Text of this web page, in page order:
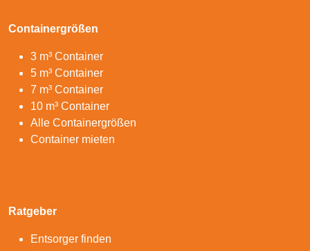
Containergrößen
3 m³ Container
5 m³ Container
7 m³ Container
10 m³ Container
Alle Containergrößen
Container mieten
Ratgeber
Entsorger finden